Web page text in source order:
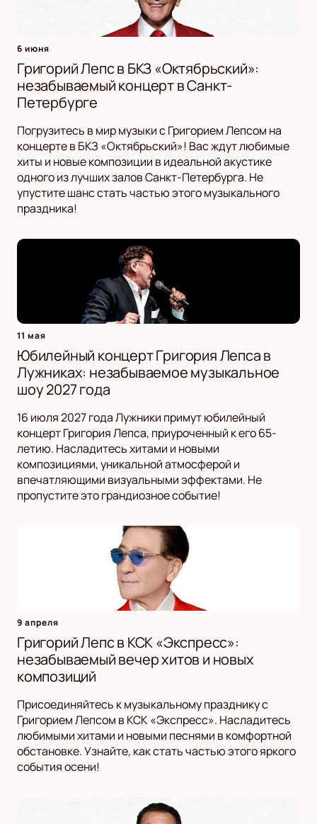
6 июня
Григорий Лепс в БКЗ «Октябрьский»:
незабываемый концерт в Санкт-
Петербурге
Погрузитесь в мир музыки с Григорием Лепсом на
концерте в БКЗ «Октябрьский»! Вас ждут любимые
хиты и новые композиции в идеальной акустике
одного из лучших залов Санкт-Петербурга. Не
упустите шанс стать частью этого музыкального
праздника!
11 мая
Юбилейный концерт Григория Лепса в
Лужниках: незабываемое музыкальное
шоу 2027 года
16 июля 2027 года Лужники примут юбилейный
концерт Григория Лепса, приуроченный к его 65-
летию. Насладитесь хитами и новыми
композициями, уникальной атмосферой и
впечатляющими визуальными эффектами. Не
пропустите это грандиозное событие!
9 апреля
Григорий Лепс в КСК «Экспресс»:
незабываемый вечер хитов и новых
композиций
Присоединяйтесь к музыкальному празднику с
Григорием Лепсом в КСК «Экспресс». Насладитесь
любимыми хитами и новыми песнями в комфортной
обстановке. Узнайте, как стать частью этого яркого
события осени!